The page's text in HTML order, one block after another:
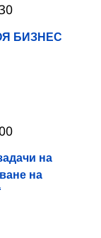
БИЗНЕС
на
на